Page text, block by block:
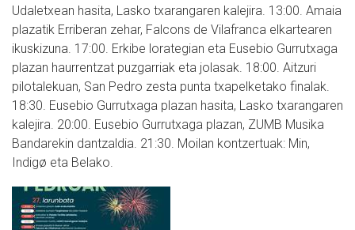
Udaletxean hasita, Lasko txarangaren kalejira. 13:00. Amaia
plazatik Erriberan zehar, Falcons de Vilafranca elkartearen
ikuskizuna. 17:00. Erkibe lorategian eta Eusebio Gurrutxaga
plazan haurrentzat puzgarriak eta jolasak. 18:00. Aitzuri
pilotalekuan, San Pedro zesta punta txapelketako finalak.
18:30. Eusebio Gurrutxaga plazan hasita, Lasko txarangaren
kalejira. 20:00. Eusebio Gurrutxaga plazan, ZUMB Musika
Bandarekin dantzaldia. 21:30. Moilan kontzertuak: Min,
Indigø eta Belako.